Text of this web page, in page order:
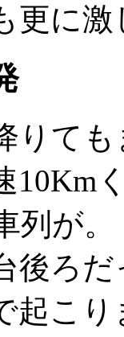
更に
りて
10Km
列が。
後ろ
起こ